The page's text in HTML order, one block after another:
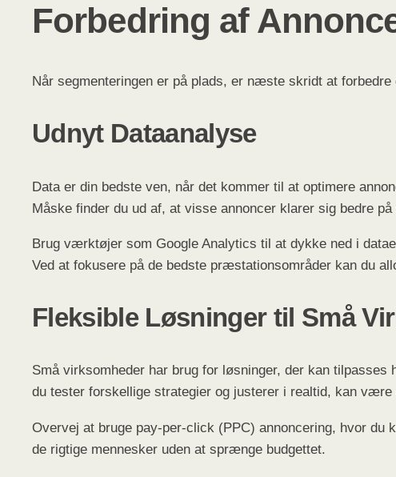
Forbedring af
Når segmenteringen er på plads, er næste skridt at
Udnyt Dataanalyse
Data er din bedste ven, når det kommer til at optimere
Måske finder du ud af, at visse annoncer klarer sig bedre
Brug værktøjer som Google Analytics til at dykke ned i
Ved at fokusere på de bedste præstationsområder kan du
Fleksible Løsninger til Små
Små virksomheder har brug for løsninger, der kan
du tester forskellige strategier og justerer i realtid, kan være
Overvej at bruge pay-per-click (PPC) annoncering, hvor du
de rigtige mennesker uden at sprænge budgettet.